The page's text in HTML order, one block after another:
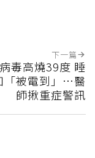
下一篇
毒高燒39度 睡
「被電到」…醫
師揪重症警訊